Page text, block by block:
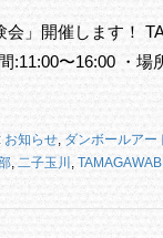
会」開催します！
:11:00〜16:00 ・
お知らせ, ダンボールアー
, 二子玉川 ,